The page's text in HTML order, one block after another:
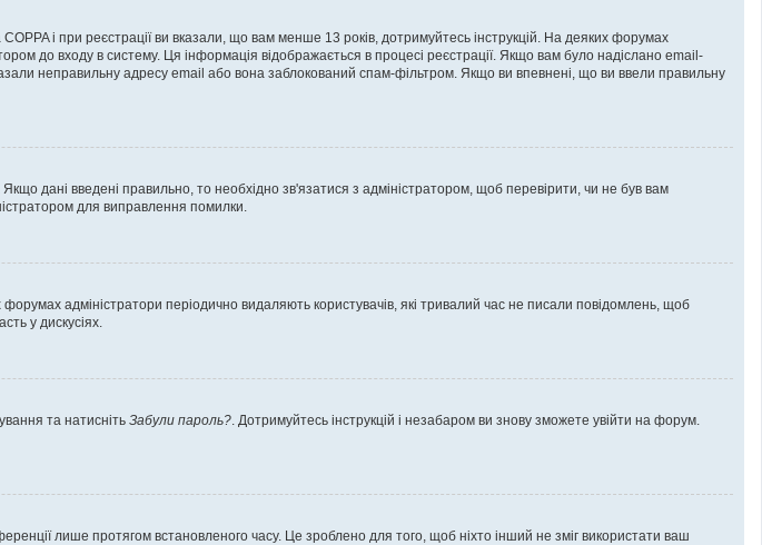
і при реєстрації ви вказали, що вам менше 13 років, дотримуйтесь інструкцій. На деяких форумах
до входу в систему. Ця інформація відображається в процесі реєстрації. Якщо вам було надіслано email-
неправильну адресу email або вона заблокований спам-фільтром. Якщо ви впевнені, що ви ввели правильну
дані введені правильно, то необхідно зв'язатися з адміністратором, щоб перевірити, чи не був вам
для виправлення помилки.
адміністратори періодично видаляють користувачів, які тривалий час не писали повідомлень, щоб
у дискусіях.
та натисніть Забули пароль?. Дотримуйтесь інструкцій і незабаром ви знову зможете увійти на форум.
лише протягом встановленого часу. Це зроблено для того, щоб ніхто інший не зміг використати ваш